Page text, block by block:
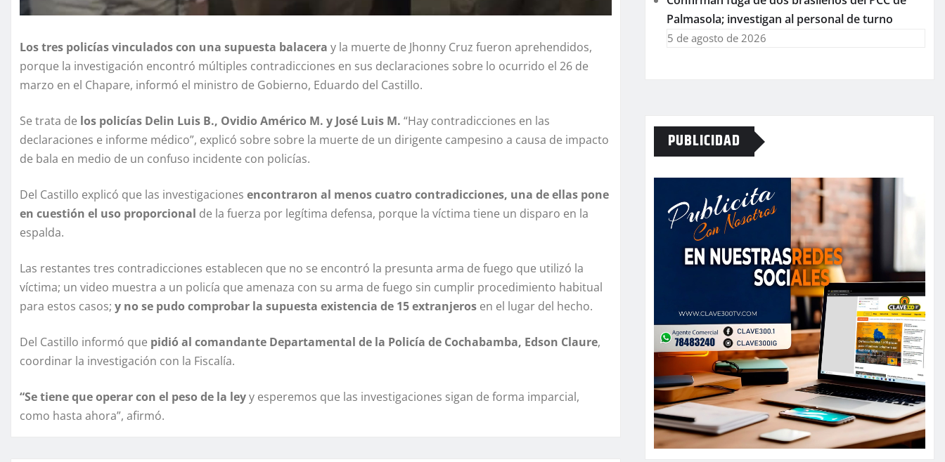
Los tres policías vinculados con una supuesta balacera y la muerte de Jhonny Cruz fueron aprehendidos,
porque la investigación encontró múltiples contradicciones en sus declaraciones sobre lo ocurrido el 26 de
marzo en el Chapare, informó el ministro de Gobierno, Eduardo del Castillo.
Se trata de los policías Delin Luis B., Ovidio Américo M. y José Luis M. “Hay contradicciones en las
declaraciones e informe médico”, explicó sobre sobre la muerte de un dirigente campesino a causa de impacto
de bala en medio de un confuso incidente con policías.
Del Castillo explicó que las investigaciones encontraron al menos cuatro contradicciones, una de ellas pone
en cuestión el uso proporcional de la fuerza por legítima defensa, porque la víctima tiene un disparo en la
espalda.
Las restantes tres contradicciones establecen que no se encontró la presunta arma de fuego que utilizó la
víctima; un video muestra a un policía que amenaza con su arma de fuego sin cumplir procedimiento habitual
para estos casos; y no se pudo comprobar la supuesta existencia de 15 extranjeros en el lugar del hecho.
Del Castillo informó que pidió al comandante Departamental de la Policía de Cochabamba, Edson Claure,
coordinar la investigación con la Fiscalía.
“Se tiene que operar con el peso de la leyy esperemos que las investigaciones sigan de forma imparcial,
como hasta ahora”, afirmó.
Palmasola; investigan al personal de turno
5 de agosto de 2026
PUBLICIDAD